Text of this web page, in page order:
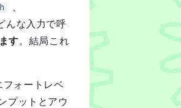
、
んな入力で呼
す。結局これ
ォートレベ
プットとアウ